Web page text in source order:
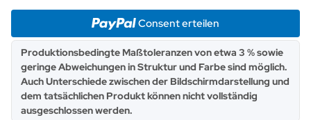
Consent erteilen
x
Produktionsbedingte Maßtoleranzen von etwa 3 % sowie
geringe Abweichungen in Struktur und Farbe sind möglich.
Auch Unterschiede zwischen der Bildschirmdarstellung und
dem tatsächlichen Produkt können nicht vollständig
ausgeschlossen werden.